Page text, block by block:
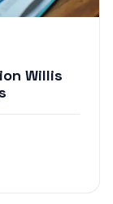
Willis